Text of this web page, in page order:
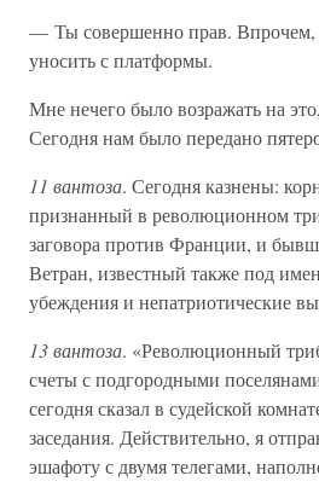
— Ты совершенно прав.
уносить с платформы.
Мне нечего было возражать на
Сегодня нам было передано
11 вантоза. Сегодня казнены:
признанный в революционном
заговора против Франции, и
Ветран, известный также под
убеждения и непатриотические
13 вантоза. «Революционный
счеты с подгородными
сегодня сказал в судейской
заседания. Действительно, я
эшафоту с двумя телегами,